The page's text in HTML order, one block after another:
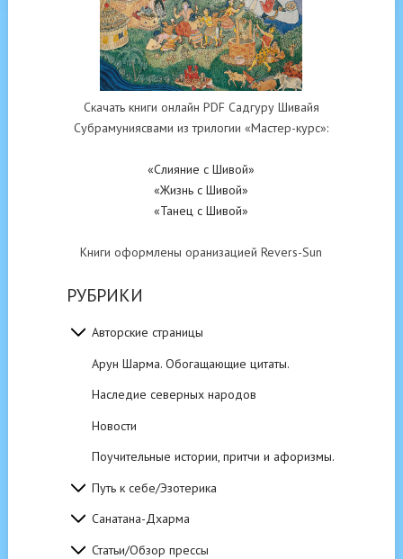
Скачать книги онлайн PDF Садгуру Шивайя
Субрамуниясвами из трилогии «Мастер-курс»:
«Слияние с Шивой»
«Жизнь с Шивой»
«Танец с Шивой»
Книги оформлены оранизацией Revers-Sun
РУБРИКИ
Авторские страницы
Арун Шарма. Обогащающие цитаты.
Наследие северных народов
Новости
Поучительные истории, притчи и афоризмы.
Путь к себе/Эзотерика
Санатана-Дхарма
Статьи/Обзор прессы